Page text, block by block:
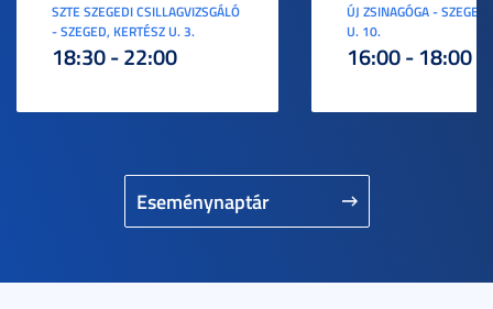
Eseménynaptár
SZTE SZEGEDI CSILLAGVIZSGÁLÓ
- SZEGED, KERTÉSZ U. 3.
18:30 - 22:00
ÚJ ZSINAGÓGA -
U. 10.
16:00 - 18:00